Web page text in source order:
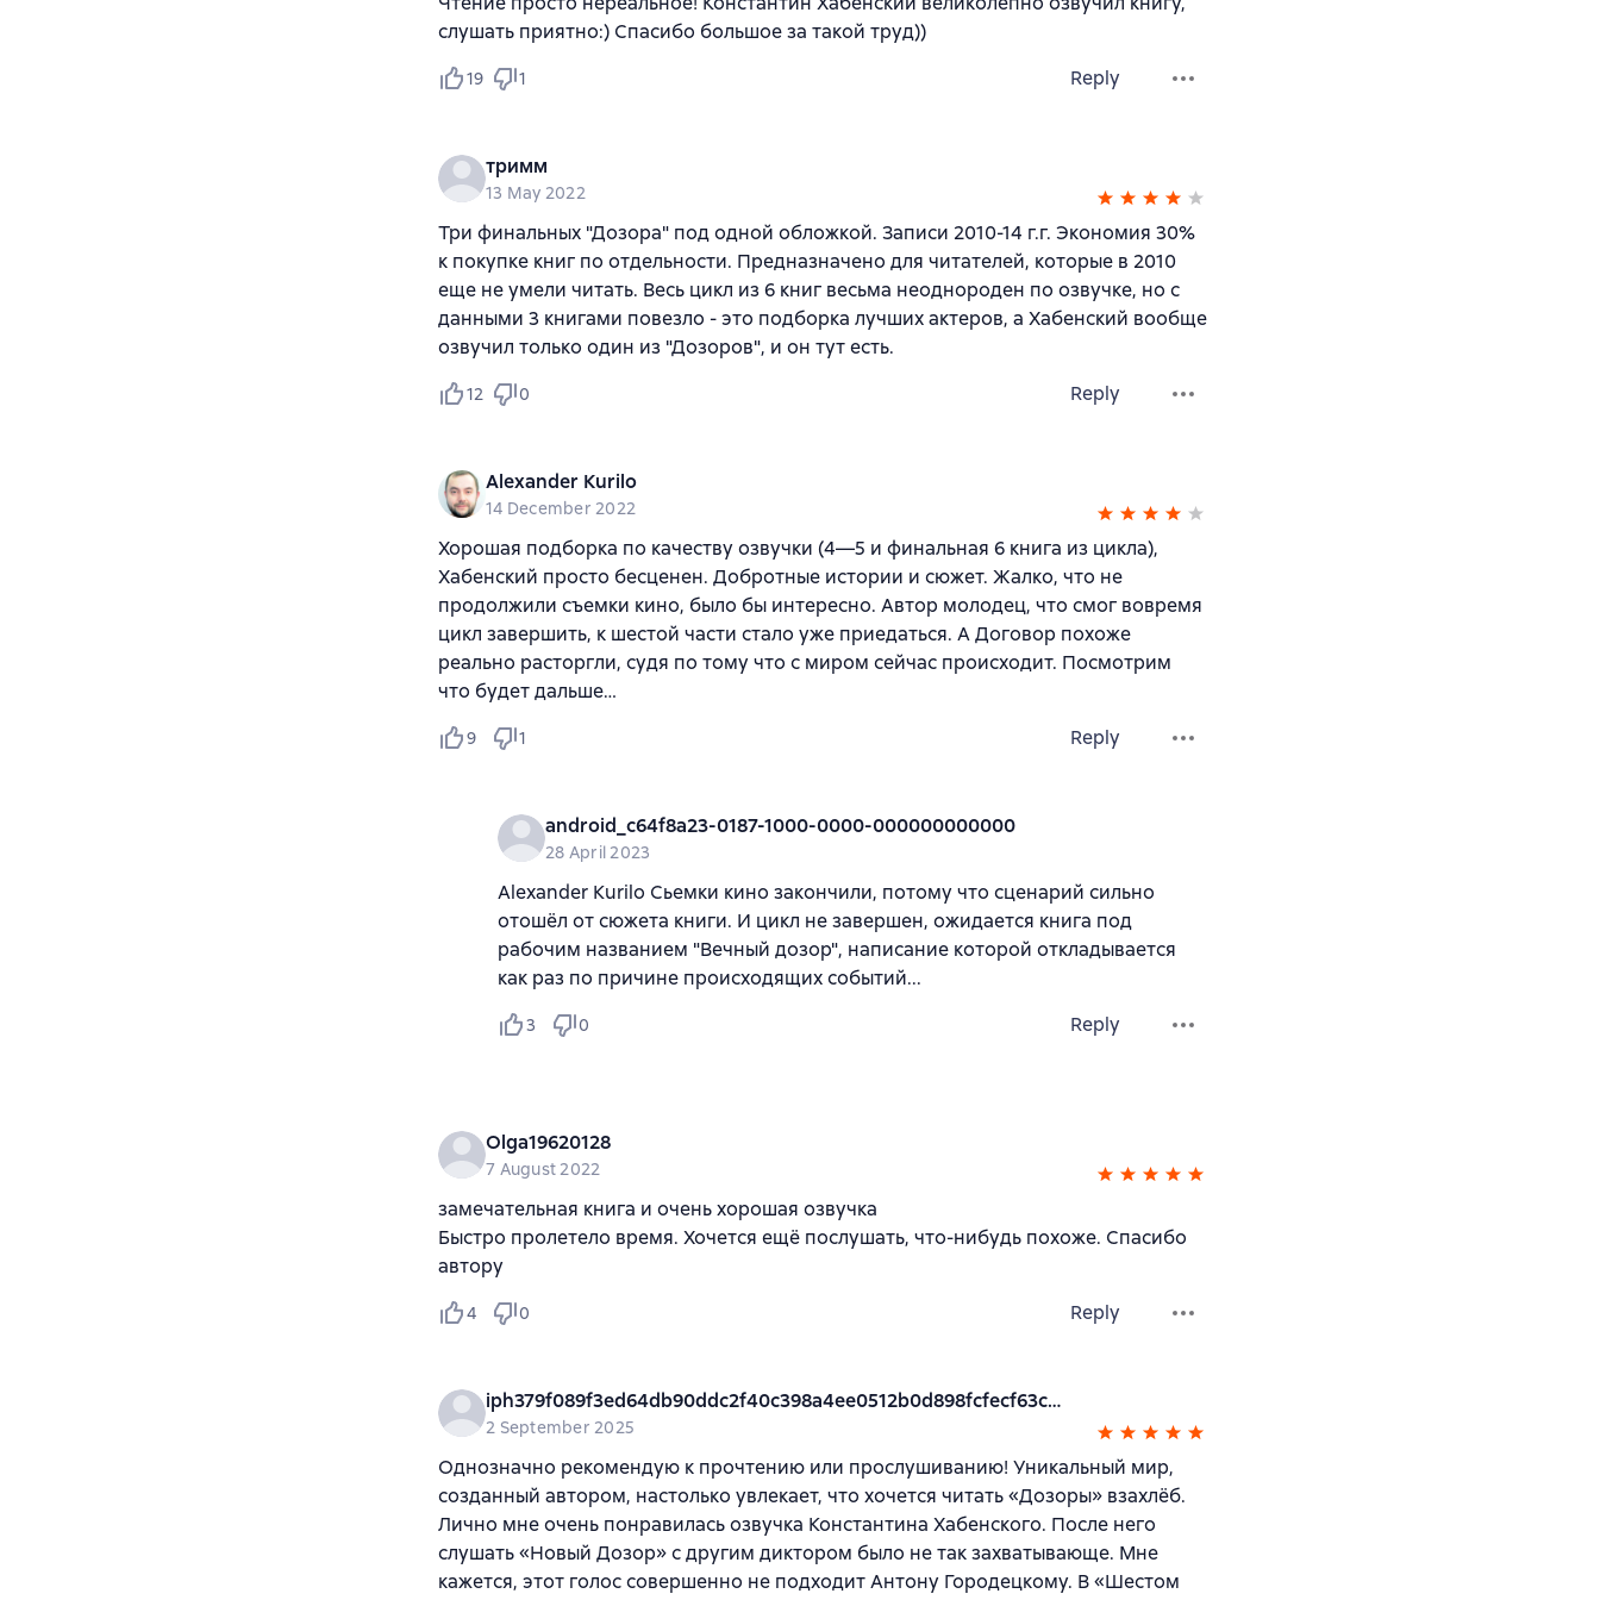
слушать приятно:) Спасибо большое за такой труд))
19 1 Reply
тримм
13 May 2022
Три финальных "Дозора" под одной обложкой. Записи 2010-14 г.г. Экономия 30%
к покупке книг по отдельности. Предназначено для читателей, которые в 2010
еще не умели читать. Весь цикл из 6 книг весьма неоднороден по озвучке, но с
данными 3 книгами повезло - это подборка лучших актеров, а Хабенский вообще
озвучил только один из "Дозоров", и он тут есть.
12 0 Reply
Alexander Kurilo
14 December 2022
Хорошая подборка по качеству озвучки (4—5 и финальная 6 книга из цикла),
Хабенский просто бесценен. Добротные истории и сюжет. Жалко, что не
продолжили съемки кино, было бы интересно. Автор молодец, что смог вовремя
цикл завершить, к шестой части стало уже приедаться. А Договор похоже
реально расторгли, судя по тому что с миром сейчас происходит. Посмотрим
что будет дальше…
9 1 Reply
android_c64f8a23-0187-1000-0000-000000000000
28 April 2023
Alexander Kurilo Сьемки кино закончили, потому что сценарий сильно
отошёл от сюжета книги. И цикл не завершен, ожидается книга под
рабочим названием "Вечный дозор", написание которой откладывается
как раз по причине происходящих событий...
3 0 Reply
Olga19620128
7 August 2022
замечательная книга и очень хорошая озвучка
Быстро пролетело время. Хочется ещё послушать, что-нибудь похоже. Спасибо
автору
4 0 Reply
iph379f089f3ed64db90ddc2f40c398a4ee0512b0d898fcfecf63c2f65932d58413
2 September 2025
Однозначно рекомендую к прочтению или прослушиванию! Уникальный мир,
созданный автором, настолько увлекает, что хочется читать «Дозоры» взахлёб.
Лично мне очень понравилась озвучка Константина Хабенского. После него
слушать «Новый Дозор» с другим диктором было не так захватывающе. Мне
кажется, этот голос совершенно не подходит Антону Городецкому. В «Шестом